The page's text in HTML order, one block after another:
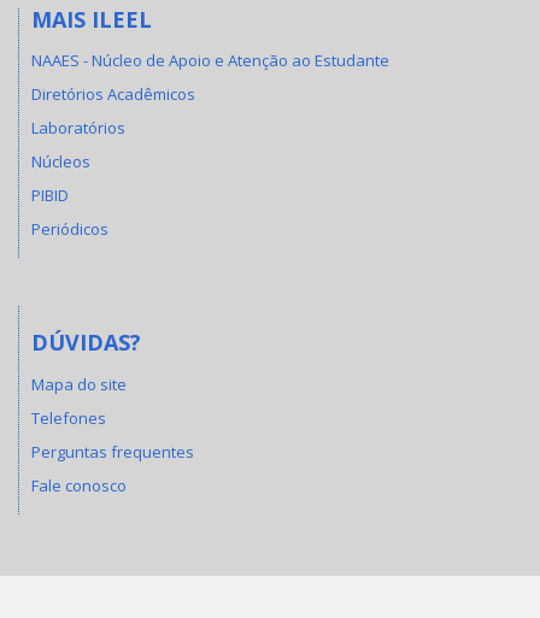
MAIS ILEEL
NAAES - Núcleo de Apoio e Atenção ao Estudante
Diretórios Acadêmicos
Laboratórios
Núcleos
PIBID
Periódicos
DÚVIDAS?
Mapa do site
Telefones
Perguntas frequentes
Fale conosco